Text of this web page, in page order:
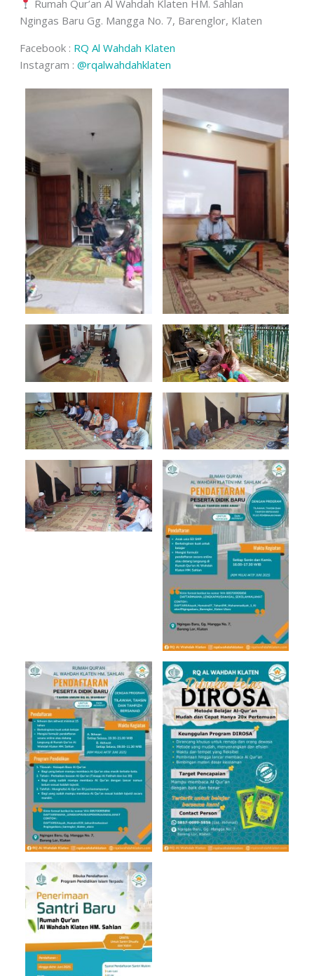
Rumah Qur’an Al Wahdah Klaten HM. Sahlan
Ngingas Baru Gg. Mangga No. 7, Barenglor, Klaten
Facebook : RQ Al Wahdah Klaten
Instagram :@rqalwahdahklaten